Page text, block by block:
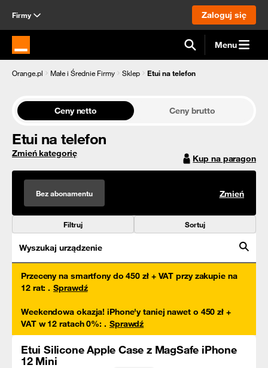
Firmy Zaloguj się
Strona główna Orange.pl Menu
Orange.pl Małe i Średnie Firmy Sklep Etui na telefon
Ceny netto Ceny brutto
Etui na telefon
Zmień kategorię Kup na paragon
Bez abonamentu Zmień
Filtruj Sortuj
Wyszukaj urządzenie
Przeceny na smartfony do 450 zł + VAT przy zakupie na
12 rat: . Sprawdź
Weekendowa okazja! iPhone'y taniej nawet o 450 zł +
VAT w 12 ratach 0%: . Sprawdź
Etui Silicone Apple Case z MagSafe iPhone
12 Mini